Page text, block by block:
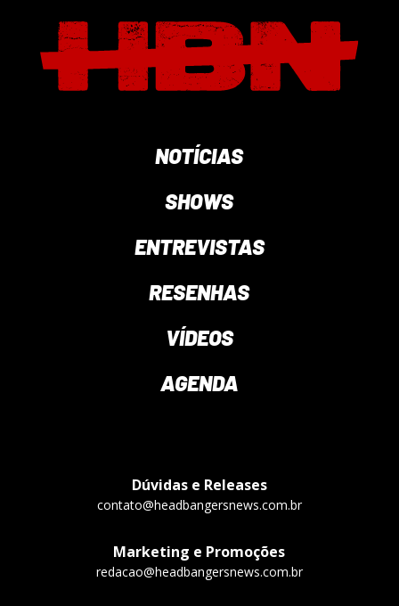
NOTÍCIAS
SHOWS
ENTREVISTAS
RESENHAS
VÍDEOS
AGENDA
Dúvidas e Releases
contato@headbangersnews.com.br
Marketing e Promoções
redacao@headbangersnews.com.br